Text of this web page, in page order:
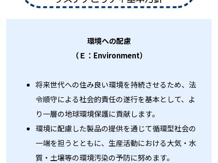
環境への配慮
（Ｅ：Environment）
将来世代への住み良い環境を持続させるため、法
令順守による社会的責任の遂行を基本として、よ
り一層の地球環境保護に貢献します。
環境に配慮した製品の提供を通じて循環型社会の
一端を担うとともに、生産活動における大気・水
質・土壌等の環境汚染の予防に努めます。